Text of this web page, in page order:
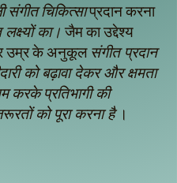
संगीत चिकित्साप्रदान करना
लक्ष्यों का। जैम का उद्देश्य
उम्र के अनुकूल संगीत प्रदान
को बढ़ावा देकर और क्षमता
करके प्रतिभागी की
को पूरा करना है।